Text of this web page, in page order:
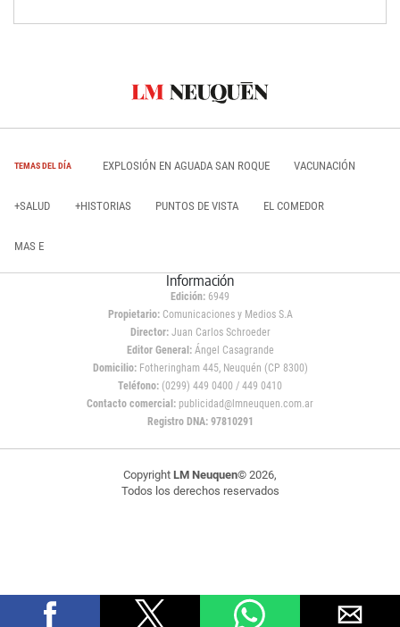
TEMAS DEL DÍA EXPLOSIÓN EN AGUADA SAN ROQUE VACUNACIÓN
+SALUD +HISTORIAS PUNTOS DE VISTA EL COMEDOR
MAS E
Información
Edición: 6949
Propietario:Comunicaciones y Medios S.A
Director: Juan Carlos Schroeder
Editor General:Ángel Casagrande
Domicilio:Fotheringham 445, Neuquén (CP 8300)
Teléfono: (0299) 449 0400 / 449 0410
Contacto comercial: publicidad@lmneuquen.com.ar
Registro DNA: 97810291
Copyright LM Neuquen© 2026,
Todos los derechos reservados